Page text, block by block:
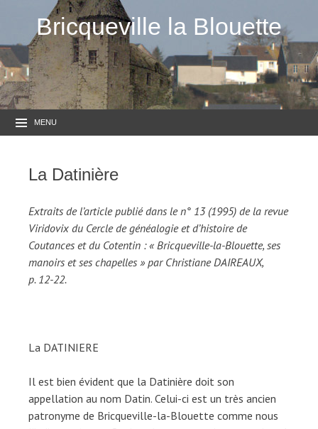
Bricqueville la Blouette
MENU
La Datinière
Extraits de l’article publié dans le n° 13 (1995) de la revue
Viridovix du Cercle de généalogie et d’histoire de
Coutances et du Cotentin : « Bricqueville-la-Blouette, ses
manoirs et ses chapelles » par Christiane DAIREAUX,
p. 12-22.
La DATINIERE
Il est bien évident que la Datinière doit son
appellation au nom Datin. Celui-ci est un très ancien
patronyme de Bricqueville-la-Blouette comme nous